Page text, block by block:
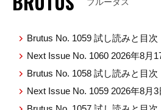
Brutus No. 1059 試し読みと目次
Next Issue No. 1060 2026年8月
Brutus No. 1058 試し読みと目次
Next Issue No. 1059 2026年8月3